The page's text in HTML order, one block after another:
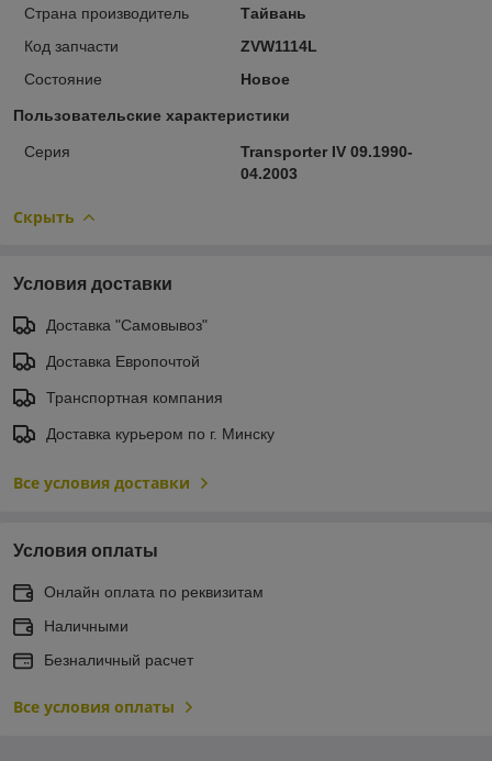
Страна производитель
Тайвань
Код запчасти
ZVW1114L
Состояние
Новое
Пользовательские характеристики
Серия
Transporter IV 09.1990-
04.2003
Скрыть
Условия доставки
Доставка "Самовывоз"
Доставка Европочтой
Транспортная компания
Доставка курьером по г. Минску
Все условия доставки
Условия оплаты
Онлайн оплата по реквизитам
Наличными
Безналичный расчет
Все условия оплаты